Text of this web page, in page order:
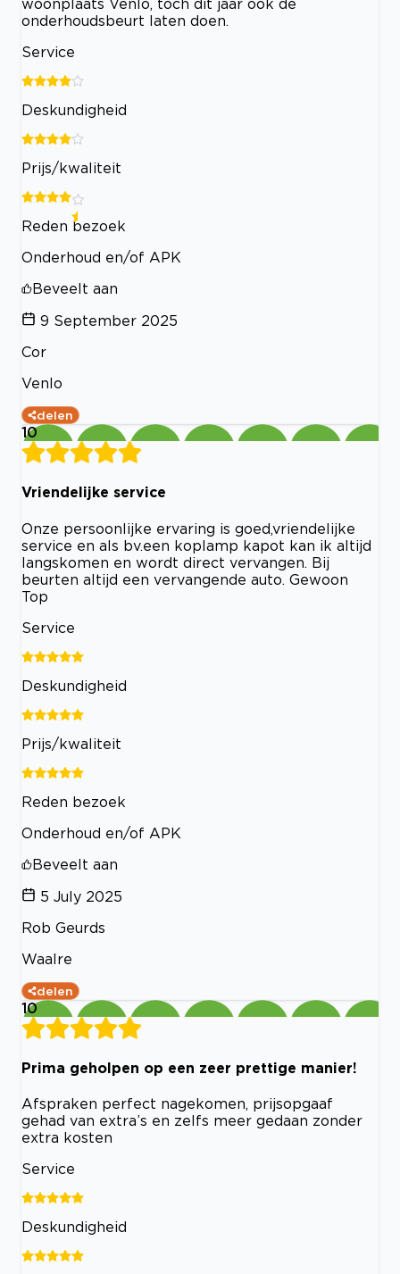
woonplaats Venlo, toch dit jaar ook de
onderhoudsbeurt laten doen.
Service
Deskundigheid
Prijs/kwaliteit
Reden bezoek
Onderhoud en/of APK
Beveelt aan
9 September 2025
Cor
Venlo
delen
10
Vriendelijke service
Onze persoonlijke ervaring is goed,vriendelijke
service en als bv.een koplamp kapot kan ik altijd
langskomen en wordt direct vervangen. Bij
beurten altijd een vervangende auto. Gewoon
Top
Service
Deskundigheid
Prijs/kwaliteit
Reden bezoek
Onderhoud en/of APK
Beveelt aan
5 July 2025
Rob Geurds
Waalre
delen
10
Prima geholpen op een zeer prettige manier!
Afspraken perfect nagekomen, prijsopgaaf
gehad van extra’s en zelfs meer gedaan zonder
extra kosten
Service
Deskundigheid